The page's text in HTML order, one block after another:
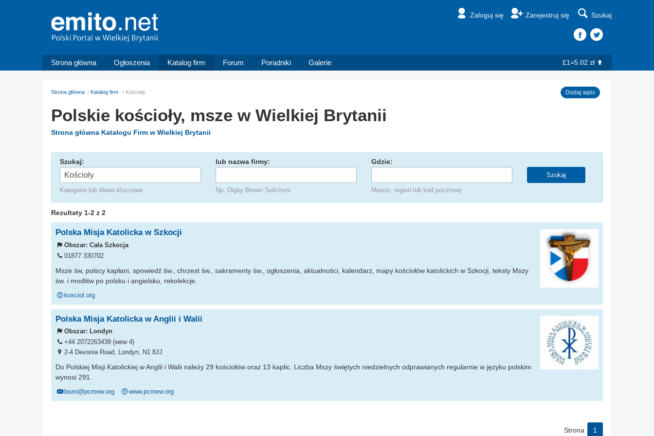
Zaloguj się Zarejestruj się Szukaj
Strona główna Ogłoszenia Katalog firm Forum Poradniki Galerie £1=5.02 zł
Strona główna Katalog firm Kościoły Dodaj wpis
Polskie kościoły, msze w Wielkiej Brytanii
Strona główna Katalogu Firm w Wielkiej Brytanii
Szukaj:
Kategoria lub słowo kluczowe
lub nazwa firmy:
Np. Digby Brown Solicitors
Gdzie:
Miasto, region lub kod pocztowy
Rezultaty 1-2 z 2
Polska Misja Katolicka w Szkocji
Obszar: Cała Szkocja
01877 330702
Msze św, polscy kapłani, spowiedź św., chrzest św., sakramenty św., ogłoszenia, aktualności, kalendarz, mapy kościołów katolickich w Szkocji, teksty Mszy
św. i modlitw po polsku i angielsku, rekolekcje.
kosciol.org
Polska Misja Katolicka w Anglii i Walii
Obszar: Londyn
+44 2072263439 (wew 4)
2-4 Devonia Road, Londyn, N1 8JJ
Do Polskiej Misji Katolickiej w Anglii i Walii należy 29 kościołów oraz 13 kaplic. Liczba Mszy świętych niedzielnych odprawianych regularnie w języku polskim
wynosi 291.
biuro@pcmew.org www.pcmew.org
Strona 1